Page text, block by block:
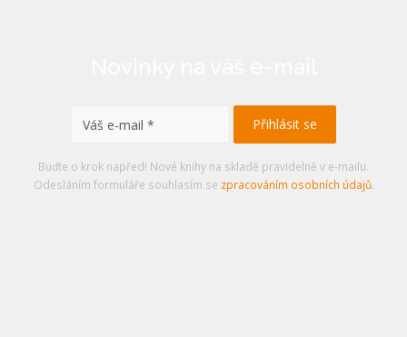
Buďte o krok napřed! Nové knihy na skladě pravidelně v e-mailu.
Odesláním formuláře souhlasím se zpracováním osobních údajů.